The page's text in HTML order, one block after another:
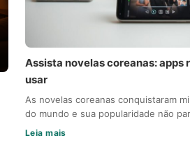
Assista novelas coreanas: apps
usar
As novelas coreanas conquistaram
do mundo e sua popularidade não
Leia mais